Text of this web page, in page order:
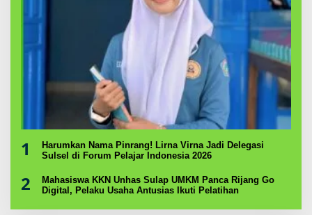
1
Harumkan Nama Pinrang! Lirna Virna Jadi Delegasi
Sulsel di Forum Pelajar Indonesia 2026
2
Mahasiswa KKN Unhas Sulap UMKM Panca Rijang Go
Digital, Pelaku Usaha Antusias Ikuti Pelatihan